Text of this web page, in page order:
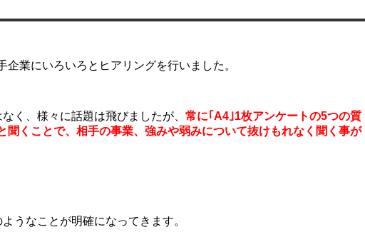
業にいろいろとヒアリングを行いました。
く、様々に話題は飛びましたが、 常に｢A4｣1枚アンケートの5つの質
聞くことで、相手の事業、強みや弱みについて抜けもれなく聞く事が
うなことが明確になってきます。